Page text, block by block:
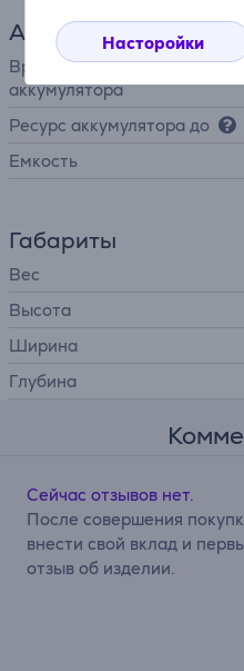
Насторойки
Аккумулятор
Время зарядки
аккумулятора
Ресурс аккумулятора до
Емкость
Габариты
Вес
Высота
Ширина
Глубина
Сейчас отзывов нет.
После совершения
внести свой вклад и
отзыв об изделии.